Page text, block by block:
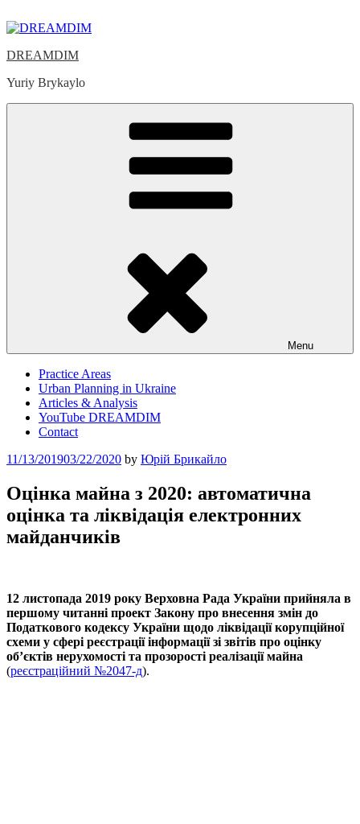
to
DREAMDIM
Yuriy Brykaylo
Menu
Practice Areas
Urban Planning in Ukraine
Articles & Analysis
YouTube DREAMDIM
Contact
Posted
11/13/201903/22/2020 by Юрій Брикайло
Оцінка майна з 2020: автоматична
оцінка та ліквідація електронних
майданчиків
12 листопада 2019 року Верховна Рада України прийняла в
першому читанні проект Закону про внесення змін до
Податкового кодексу України щодо ліквідації корупційної
схеми у сфері реєстрації інформації зі звітів про оцінку
об’єктів нерухомості та прозорості реалізації майна
(реєстраційний №2047-д).